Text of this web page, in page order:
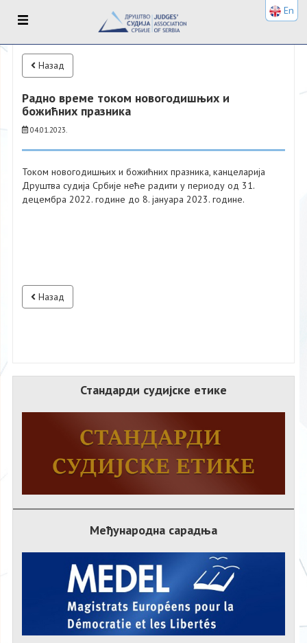
Назад
Радно време током новогодишњих и
божићних празника
04.01.2023.
Током новогодишњих и божићних празника, канцеларија
Друштва судија Србије неће радити у периоду од 31.
децембра 2022. године до 8. јануара 2023. године.
Назад
Стандарди судијске етике
Међународна сарадња
En